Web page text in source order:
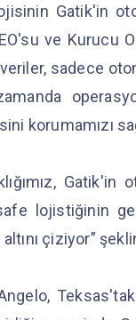
Gatik'in
ve Kurucu
sadece
korumamızı
lojistiğinin
altını çiziyor”